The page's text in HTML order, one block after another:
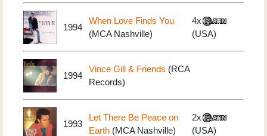
1994
When Love Finds You
(MCA Nashville)
4x
(USA)
1994
Vince Gill & Friends (RCA
Records)
1993
Let There Be Peace on
Earth (MCA Nashville)
2x
(USA)